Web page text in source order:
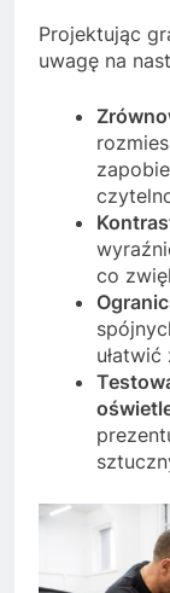
Projektując
uwagę na
co